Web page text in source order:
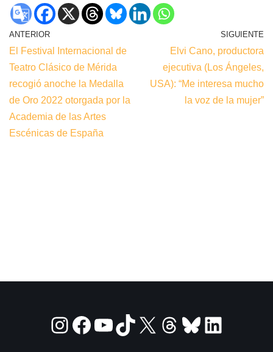
ANTERIOR
El Festival Internacional de
Teatro Clásico de Mérida
recogió anoche la Medalla
de Oro 2022 otorgada por la
Academia de las Artes
Escénicas de España
SIGUIENTE
Elvi Cano, productora
ejecutiva (Los Ángeles,
USA): “Me interesa mucho
la voz de la mujer”